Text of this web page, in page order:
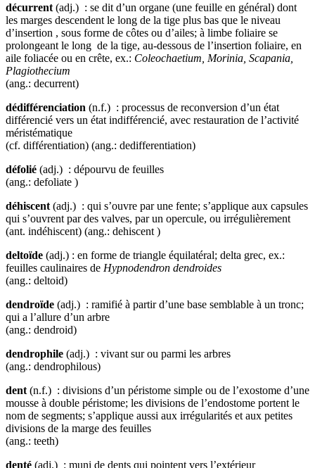
décurrent (adj.) : se dit d’un organe (une feuille en général) dont
les marges descendent le long de la tige plus bas que le niveau
d’insertion , sous forme de côtes ou d’ailes; à limbe foliaire se
prolongeant le long de la tige, au-dessous de l’insertion foliaire, en
aile foliacée ou en crête, ex.: Coleochaetium, Morinia, Scapania,
Plagiothecium
(ang.: decurrent)
dédifférenciation (n.f.) : processus de reconversion d’un état
différencié vers un état indifférencié, avec restauration de l’activité
méristématique
(cf. différentiation) (ang.: dedifferentiation)
défolié (adj.) : dépourvu de feuilles
(ang.: defoliate )
déhiscent (adj.) : qui s’ouvre par une fente; s’applique aux capsules
qui s’ouvrent par des valves, par un opercule, ou irrégulièrement
(ant. indéhiscent) (ang.: dehiscent )
deltoïde (adj.) : en forme de triangle équilatéral; delta grec, ex.:
feuilles caulinaires de Hypnodendron dendroides
(ang.: deltoid)
dendroïde (adj.) : ramifié à partir d’une base semblable à un tronc;
qui a l’allure d’un arbre
(ang.: dendroid)
dendrophile (adj.) : vivant sur ou parmi les arbres
(ang.: dendrophilous)
dent (n.f.) : divisions d’un péristome simple ou de l’exostome d’une
mousse à double péristome; les divisions de l’endostome portent le
nom de segments; s’applique aussi aux irrégularités et aux petites
divisions de la marge des feuilles
(ang.: teeth)
denté (adj.) : muni de dents qui pointent vers l’extérieur